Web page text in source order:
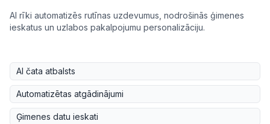
AI rīki automatizēs rutīnas uzdevumus, nodrošinās ģimenes
ieskatus un uzlabos pakalpojumu personalizāciju.
AI čata atbalsts
Automatizētas atgādinājumi
Ģimenes datu ieskati